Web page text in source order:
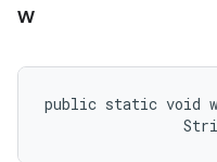
w
public static void